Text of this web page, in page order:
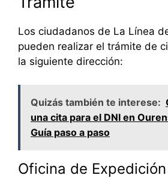
Los ciudadanos de La Línea
pueden realizar el trámite de
la siguiente dirección:
Quizás también te interese:
una cita para el DNI en
Guía paso a paso
Oficina de